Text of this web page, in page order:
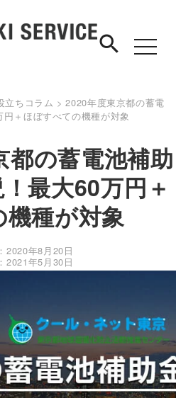
toggle
search
立ちコラム >2020年度東京都の蓄電
＋ほぼすべての機種が対象
都の蓄電池補助
最大60万円＋
種が対象
2020年8月20日
2021年5月30日